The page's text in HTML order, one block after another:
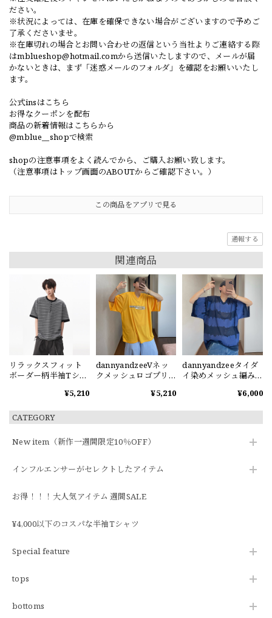
CATEGORY
New item（新作一週間限定10％OFF）
インフルエンサーがセレクトしたアイテム
お得！！！大人気アイテム 週間SALE
¥4,000以下のコスパな半袖Tシャツ
Special feature
tops
bottoms
ださい。
※状況によっては、在庫を確保できない場合がございますので予めご
了承くださいませ。
※在庫切れの場合とお問い合わせの返信という当社よりご連絡する際
はmblueshop@hotmail.comから送信いたしますので、メールが届
かないときは、まず「迷惑メールのフォルダ」を確認をお願いいたし
ます。
公式insはこちら
お得なクーポンを配布
商品の新着情報はこちらから
@mblue__shopで検索
shopの注意事項をよく読んでから、ご購入お願い致します。
（注意事項はトップ画面のABOUTからご確認下さい。）
この商品をアプリで見る
通報する
関連商品
リラックスフィット
ボーダー柄半袖Tシャ
¥5,210
dannyandzeeVネッ
クメッシュロゴプリ
¥5,210
dannyandzeeタイダ
イ染めメッシュ編みV
¥6,000